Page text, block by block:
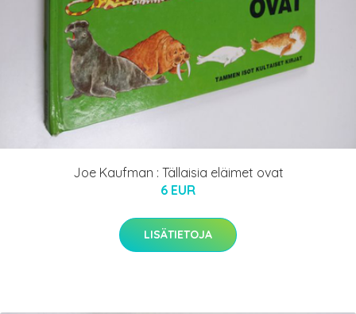
Joe Kaufman : Tällaisia eläimet ovat
6 EUR
LISÄTIETOJA